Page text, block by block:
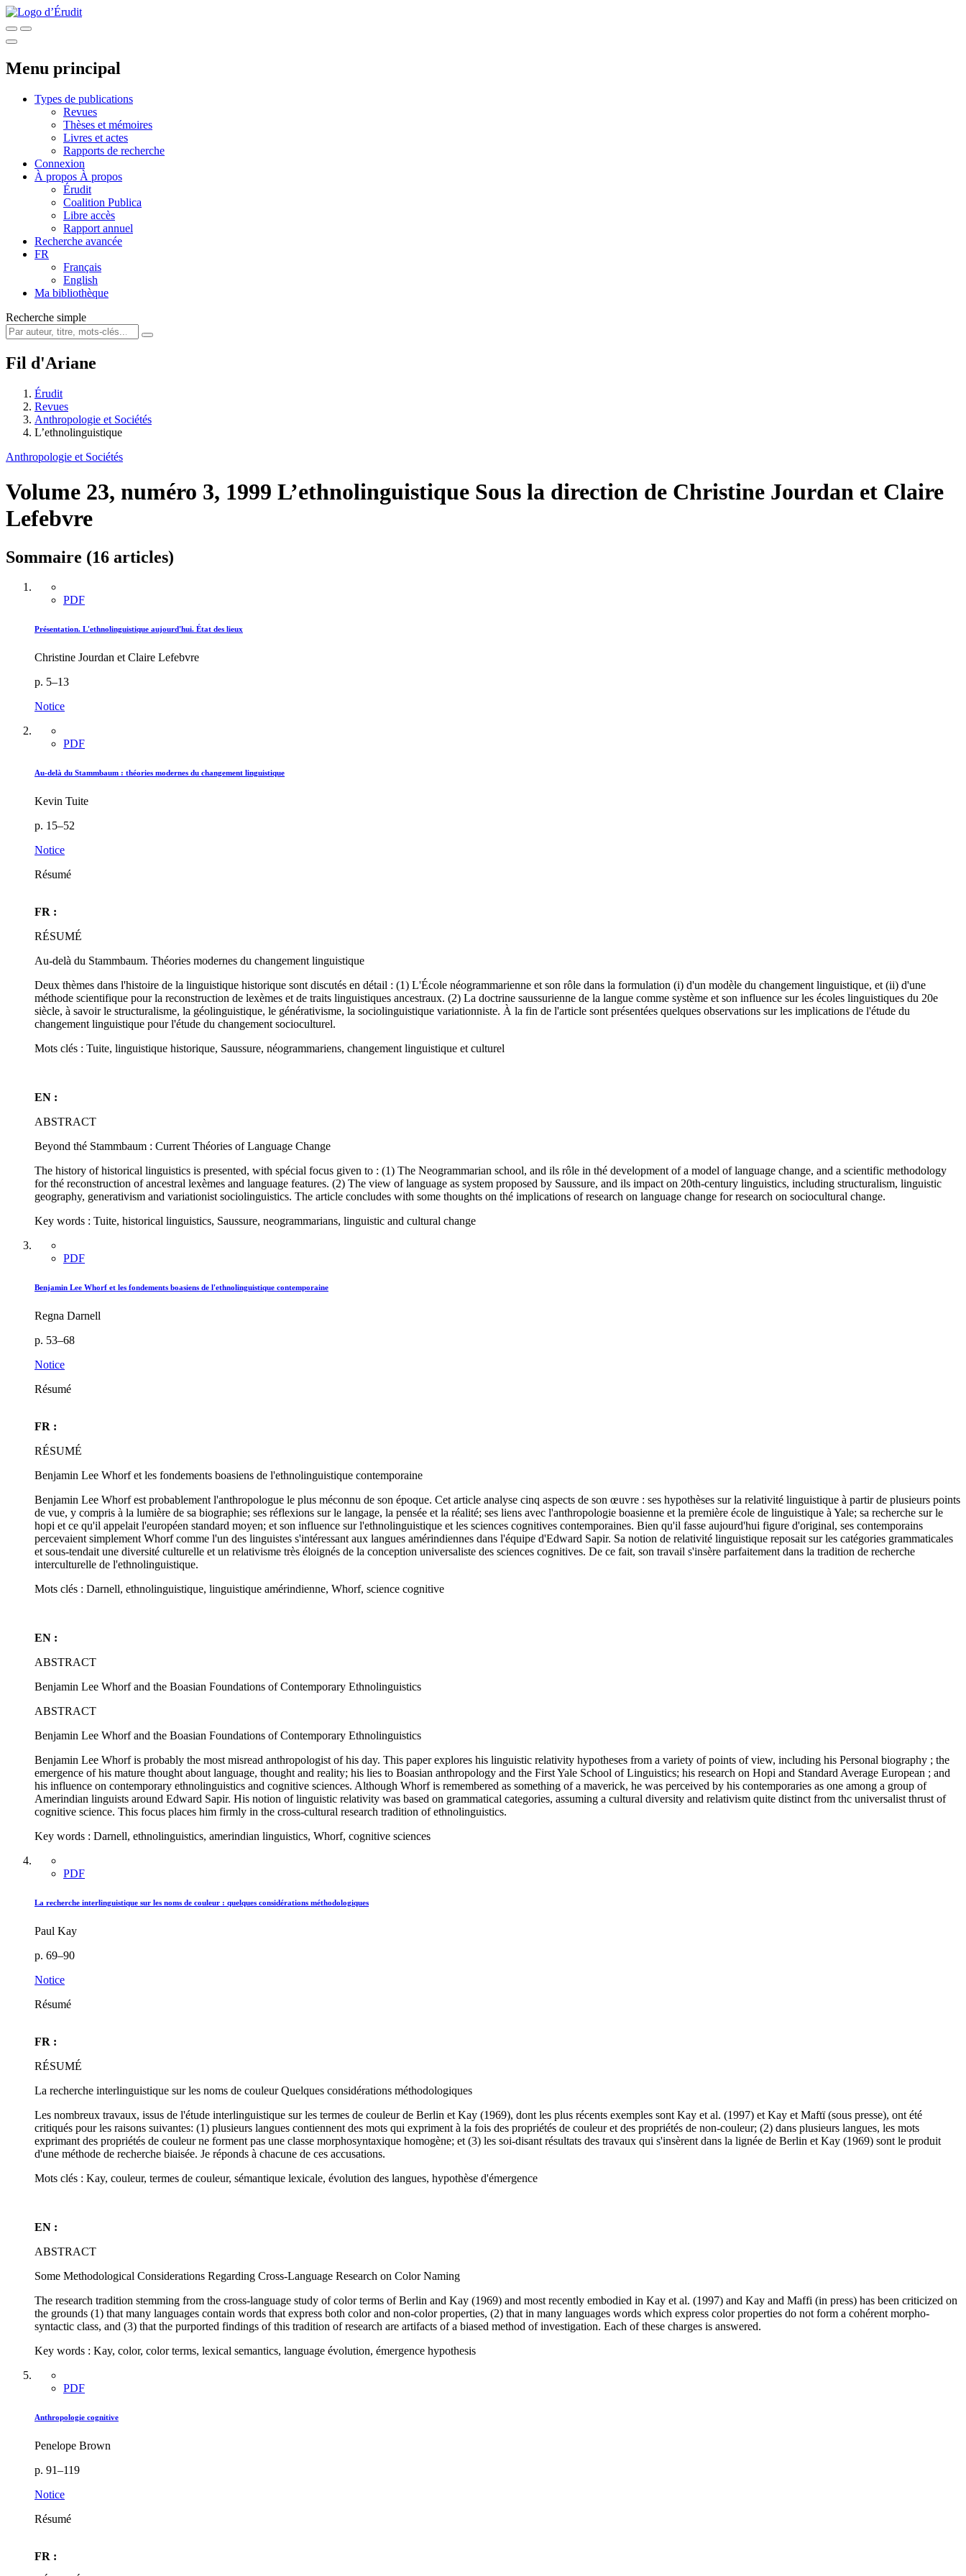
Menu principal
Types de publications
Revues
Thèses et mémoires
Livres et actes
Rapports de recherche
Connexion
À propos À propos
Érudit
Coalition Publica
Libre accès
Rapport annuel
Recherche avancée
FR
Français
English
Ma bibliothèque
Recherche simple
Fil d'Ariane
Érudit
Revues
Anthropologie et Sociétés
L’ethnolinguistique
Anthropologie et Sociétés
Volume 23, numéro 3, 1999 L’ethnolinguistique Sous la direction de Christine Jourdan et Claire
Lefebvre
Sommaire (16 articles)
PDF
Présentation. L'ethnolinguistique aujourd'hui. État des lieux
Christine Jourdan et Claire Lefebvre
p. 5–13
Notice
PDF
Au-delà du Stammbaum : théories modernes du changement linguistique
Kevin Tuite
p. 15–52
Notice
Résumé
FR :
RÉSUMÉ
Au-delà du Stammbaum. Théories modernes du changement linguistique
Deux thèmes dans l'histoire de la linguistique historique sont discutés en détail : (1) L'École néogrammarienne et son rôle dans la formulation (i) d'un modèle du changement linguistique, et (ii) d'une
méthode scientifique pour la reconstruction de lexèmes et de traits linguistiques ancestraux. (2) La doctrine saussurienne de la langue comme système et son influence sur les écoles linguistiques du 20e
siècle, à savoir le structuralisme, la géolinguistique, le générativisme, la sociolinguistique variationniste. À la fin de l'article sont présentées quelques observations sur les implications de l'étude du
changement linguistique pour l'étude du changement socioculturel.
Mots clés : Tuite, linguistique historique, Saussure, néogrammariens, changement linguistique et culturel
EN :
ABSTRACT
Beyond thé Stammbaum : Current Théories of Language Change
The history of historical linguistics is presented, with spécial focus given to : (1) The Neogrammarian school, and ils rôle in thé development of a model of language change, and a scientific methodology
for thé reconstruction of ancestral lexèmes and language features. (2) The view of language as system proposed by Saussure, and ils impact on 20th-century linguistics, including structuralism, linguistic
geography, generativism and variationist sociolinguistics. The article concludes with some thoughts on thé implications of research on language change for research on sociocultural change.
Key words : Tuite, historical linguistics, Saussure, neogrammarians, linguistic and cultural change
PDF
Benjamin Lee Whorf et les fondements boasiens de l'ethnolinguistique contemporaine
Regna Darnell
p. 53–68
Notice
Résumé
FR :
RÉSUMÉ
Benjamin Lee Whorf et les fondements boasiens de l'ethnolinguistique contemporaine
Benjamin Lee Whorf est probablement l'anthropologue le plus méconnu de son époque. Cet article analyse cinq aspects de son œuvre : ses hypothèses sur la relativité linguistique à partir de plusieurs points
de vue, y compris à la lumière de sa biographie; ses réflexions sur le langage, la pensée et la réalité; ses liens avec l'anthropologie boasienne et la première école de linguistique à Yale; sa recherche sur le
hopi et ce qu'il appelait l'européen standard moyen; et son influence sur l'ethnolinguistique et les sciences cognitives contemporaines. Bien qu'il fasse aujourd'hui figure d'original, ses contemporains
percevaient simplement Whorf comme l'un des linguistes s'intéressant aux langues amérindiennes dans l'équipe d'Edward Sapir. Sa notion de relativité linguistique reposait sur les catégories grammaticales
et sous-tendait une diversité culturelle et un relativisme très éloignés de la conception universaliste des sciences cognitives. De ce fait, son travail s'insère parfaitement dans la tradition de recherche
interculturelle de l'ethnolinguistique.
Mots clés : Darnell, ethnolinguistique, linguistique amérindienne, Whorf, science cognitive
EN :
ABSTRACT
Benjamin Lee Whorf and the Boasian Foundations of Contemporary Ethnolinguistics
ABSTRACT
Benjamin Lee Whorf and the Boasian Foundations of Contemporary Ethnolinguistics
Benjamin Lee Whorf is probably the most misread anthropologist of his day. This paper explores his linguistic relativity hypotheses from a variety of points of view, including his Personal biography ; the
emergence of his mature thought about language, thought and reality; his lies to Boasian anthropology and the First Yale School of Linguistics; his research on Hopi and Standard Average European ; and
his influence on contemporary ethnolinguistics and cognitive sciences. Although Whorf is remembered as something of a maverick, he was perceived by his contemporaries as one among a group of
Amerindian linguists around Edward Sapir. His notion of linguistic relativity was based on grammatical categories, assuming a cultural diversity and relativism quite distinct from thc universalist thrust of
cognitive science. This focus places him firmly in the cross-cultural research tradition of ethnolinguistics.
Key words : Darnell, ethnolinguistics, amerindian linguistics, Whorf, cognitive sciences
PDF
La recherche interlinguistique sur les noms de couleur : quelques considérations méthodologiques
Paul Kay
p. 69–90
Notice
Résumé
FR :
RÉSUMÉ
La recherche interlinguistique sur les noms de couleur Quelques considérations méthodologiques
Les nombreux travaux, issus de l'étude interlinguistique sur les termes de couleur de Berlin et Kay (1969), dont les plus récents exemples sont Kay et al. (1997) et Kay et Maftï (sous presse), ont été
critiqués pour les raisons suivantes: (1) plusieurs langues contiennent des mots qui expriment à la fois des propriétés de couleur et des propriétés de non-couleur; (2) dans plusieurs langues, les mots
exprimant des propriétés de couleur ne forment pas une classe morphosyntaxique homogène; et (3) les soi-disant résultats des travaux qui s'insèrent dans la lignée de Berlin et Kay (1969) sont le produit
d'une méthode de recherche biaisée. Je réponds à chacune de ces accusations.
Mots clés : Kay, couleur, termes de couleur, sémantique lexicale, évolution des langues, hypothèse d'émergence
EN :
ABSTRACT
Some Methodological Considerations Regarding Cross-Language Research on Color Naming
The research tradition stemming from the cross-language study of color terms of Berlin and Kay (1969) and most recently embodied in Kay et al. (1997) and Kay and Maffi (in press) has been criticized on
the grounds (1) that many languages contain words that express both color and non-color properties, (2) that in many languages words which express color properties do not form a cohérent morpho-
syntactic class, and (3) that the purported findings of this tradition of research are artifacts of a biased method of investigation. Each of these charges is answered.
Key words : Kay, color, color terms, lexical semantics, language évolution, émergence hypothesis
PDF
Anthropologie cognitive
Penelope Brown
p. 91–119
Notice
Résumé
FR :